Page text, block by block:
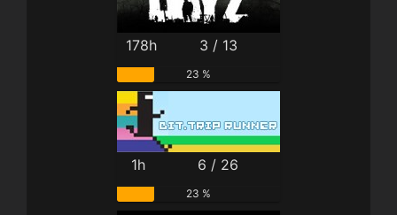
178h 3 / 13
23 %
1h 6 / 26
23 %